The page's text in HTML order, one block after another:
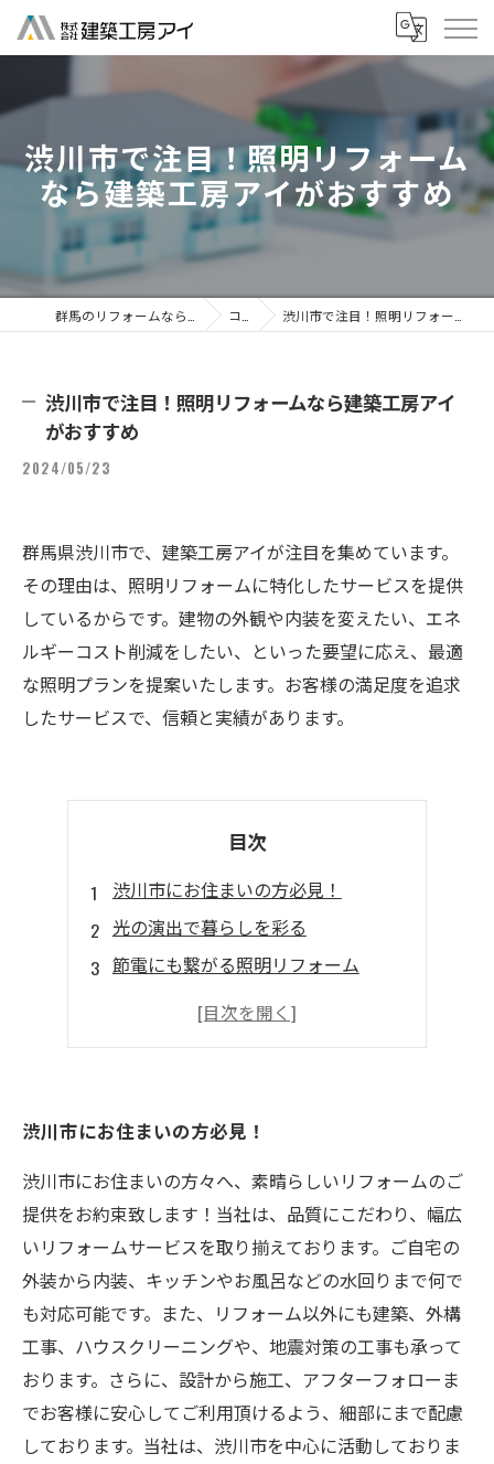
渋川市で注目！照明リフォーム
なら建築工房アイがおすすめ
コラム 渋川市で注目！照明リフォームなら建築工房アイがおすすめ
渋川市で注目！照明リフォームなら建築工房アイ
がおすすめ
2024/05/23
群馬県渋川市で、建築工房アイが注目を集めています。
その理由は、照明リフォームに特化したサービスを提供
しているからです。建物の外観や内装を変えたい、エネ
ルギーコスト削減をしたい、といった要望に応え、最適
な照明プランを提案いたします。お客様の満足度を追求
したサービスで、信頼と実績があります。
目次
渋川市にお住まいの方必見！
光の演出で暮らしを彩る
節電にも繋がる照明リフォーム
安心のアフターフォロー付き
渋川市にお住まいの方必見！
渋川市にお住まいの方々へ、素晴らしいリフォームのご
提供をお約束致します！当社は、品質にこだわり、幅広
いリフォームサービスを取り揃えております。ご自宅の
外装から内装、キッチンやお風呂などの水回りまで何で
も対応可能です。また、リフォーム以外にも建築、外構
工事、ハウスクリーニングや、地震対策の工事も承って
おります。さらに、設計から施工、アフターフォローま
でお客様に安心してご利用頂けるよう、細部にまで配慮
しております。当社は、渋川市を中心に活動しておりま